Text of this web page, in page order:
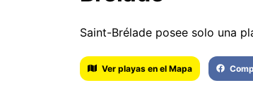
Saint-Brélade posee solo una
Ver playas en el Mapa